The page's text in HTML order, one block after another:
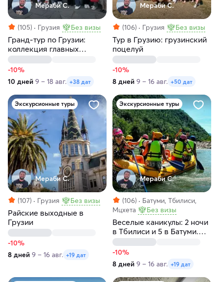
Мераби С.
(105) Грузия Без визы
Гранд-тур по Грузии:
коллекция главных
жемчужин
-10%
10 дней 9 – 18 авг. +38 дат
Мераби С.
(106) Грузия Без визы
Тур в Грузию: грузинский
поцелуй
-10%
8 дней 9 – 16 авг. +50 дат
Экскурсионные туры
Мераби С.
(107) Грузия Без визы
Райские выходные в
Грузии
-10%
8 дней 9 – 16 авг. +19 дат
Экскурсионные туры
Мераби С.
(106)
Батуми, Тбилиси,
Мцхета
Без визы
Веселые каникулы: 2 ночи
в Тбилиси и 5 в Батуми.
Экскурсии и море
-10%
8 дней 9 – 16 авг. +19 дат